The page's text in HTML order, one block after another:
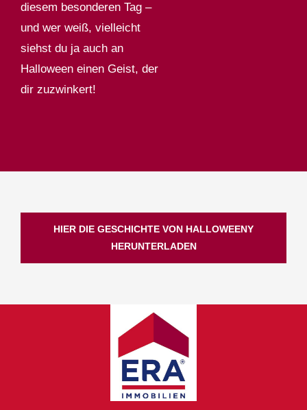
diesem besonderen Tag –
und wer weiß, vielleicht
siehst du ja auch an
Halloween einen Geist, der
dir zuzwinkert!
HIER DIE GESCHICHTE VON HALLOWEENY
HERUNTERLADEN